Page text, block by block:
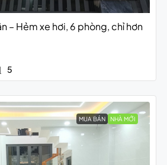
– Hẻm xe hơi, 6 phòng, chỉ hơn
5
MUA BÁN NHÀ MỚI